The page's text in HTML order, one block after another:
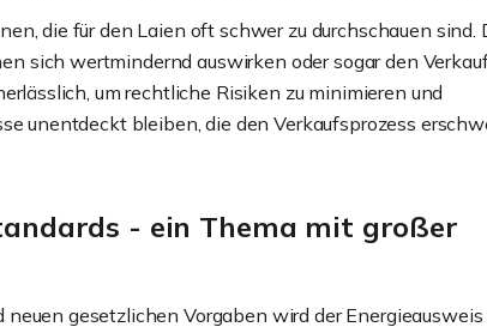
die für den Laien oft schwer zu durchschauen sind.
sich wertmindernd auswirken oder sogar den
um rechtliche Risiken zu minimieren und
unentdeckt bleiben, die den Verkaufsprozess
- ein Thema mit großer
gesetzlichen Vorgaben wird der
Schon verkauft!
Niendorf in kürzester